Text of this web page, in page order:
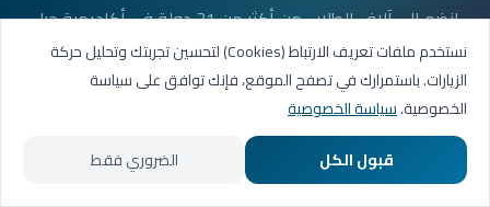
انضم إلى آلاف الطلاب من أكثر من 31 دولة في أكاديمية جيل
العربية. جلستك الأولى مجانية.
احجز حصتك التجريبية
تواصل عبر واتساب
الرئيسية المسارات التعليمية
نستخدم ملفات تعريف الارتباط (Cookies) لتحسين تجربتك وتحليل حركة
الزيارات. باستمرارك في تصفح الموقع، فإنك توافق على سياسة
الخصوصية.سياسة الخصوصية
قبول الكل
الضروري فقط